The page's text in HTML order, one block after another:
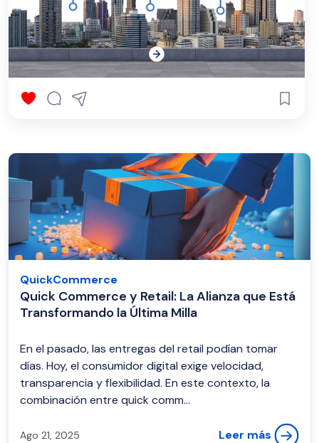
QuickCommerce
Quick Commerce y Retail: La Alianza que Está
Transformando la Última Milla
En el pasado, las entregas del retail podían tomar
días. Hoy, el consumidor digital exige velocidad,
transparencia y flexibilidad. En este contexto, la
combinación entre quick comm...
Ago 21, 2025 Leer más